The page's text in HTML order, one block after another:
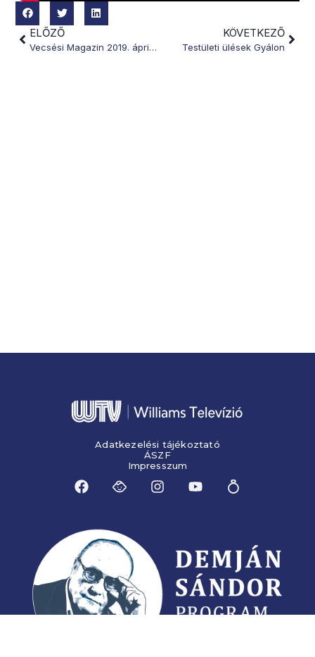
ELŐZŐ
Vecsési Magazin 2019. április 12.
KÖVETKEZŐ
Testületi ülések Gyálon
Adatkezelési tájékoztató
ÁSZF
Impresszum